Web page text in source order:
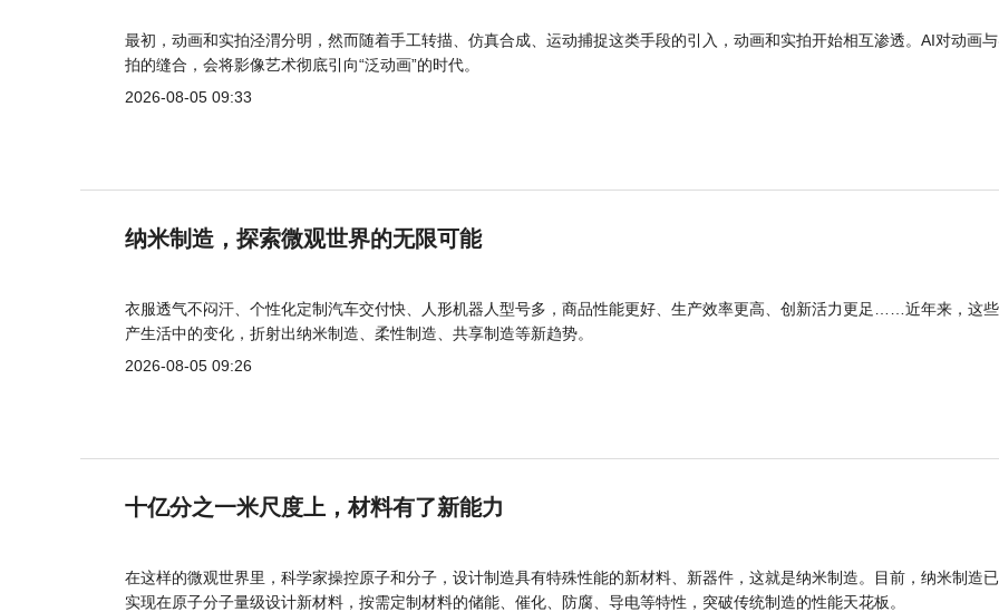
最初，动画和实拍泾渭分明，然而随着手工转描、仿真合成、运动捕捉这类手段的引入，动画和实拍开始相互渗透。AI对动画
拍的缝合，会将影像艺术彻底引向“泛动画”的时代。
2026-08-05 09:33
纳米制造，探索微观世界的无限可能
衣服透气不闷汗、个性化定制汽车交付快、人形机器人型号多，商品性能更好、生产效率更高、创新活力更足……近年来，这
产生活中的变化，折射出纳米制造、柔性制造、共享制造等新趋势。
2026-08-05 09:26
十亿分之一米尺度上，材料有了新能力
在这样的微观世界里，科学家操控原子和分子，设计制造具有特殊性能的新材料、新器件，这就是纳米制造。目前，纳米制造
实现在原子分子量级设计新材料，按需定制材料的储能、催化、防腐、导电等特性，突破传统制造的性能天花板。